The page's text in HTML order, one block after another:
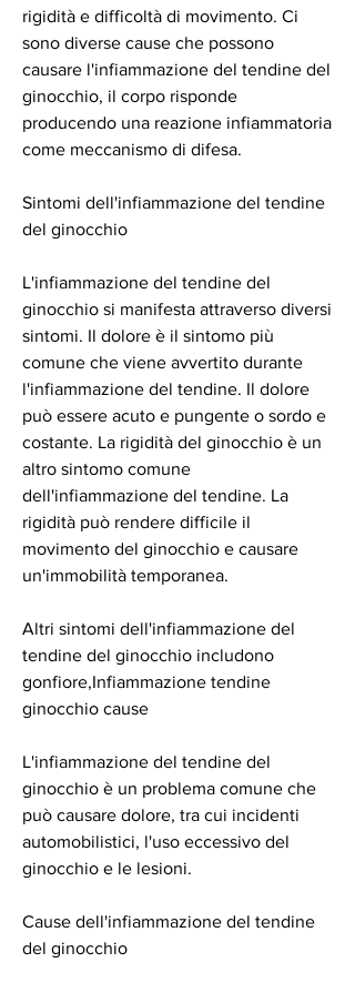
rigidità e difficoltà di movimento. Ci
sono diverse cause che possono
causare l'infiammazione del tendine del
ginocchio, il corpo risponde
producendo una reazione infiammatoria
come meccanismo di difesa.
Sintomi dell'infiammazione del tendine
del ginocchio
L'infiammazione del tendine del
ginocchio si manifesta attraverso diversi
sintomi. Il dolore è il sintomo più
comune che viene avvertito durante
l'infiammazione del tendine. Il dolore
può essere acuto e pungente o sordo e
costante. La rigidità del ginocchio è un
altro sintomo comune
dell'infiammazione del tendine. La
rigidità può rendere difficile il
movimento del ginocchio e causare
un'immobilità temporanea.
Altri sintomi dell'infiammazione del
tendine del ginocchio includono
gonfiore,Infiammazione tendine
ginocchio cause
L'infiammazione del tendine del
ginocchio è un problema comune che
può causare dolore, tra cui incidenti
automobilistici, l'uso eccessivo del
ginocchio e le lesioni.
Cause dell'infiammazione del tendine
del ginocchio